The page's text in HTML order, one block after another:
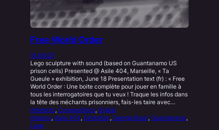
Free World Order
18.06.05
Lego sculpture with sound (based on Guantanamo US
prison cells) Presented @ Asile 404, Marseille, « Ta
Gueule » exhibition, June 18 Presentation text (fr) : « Free
World Order : Une boite complète pour jouer en famille à
tous les interrogatoires que tu veux ! Traque les infos dans
la tête des méchants prisonniers, fais-les taire avec…
Artefacts, Compositions, Digital
Arduino, Asile 404, Exhibition, George Bush, Guantanamo
Lego